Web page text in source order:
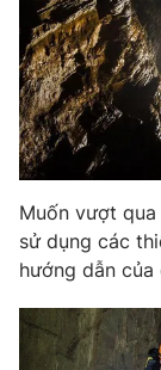
cấp ngày 29/12/
Tổng Biên tập:Vũ
Phó Tổng Biên
Nguyễn Trọng
Tổng đài VTV:
Ðiện thoại Thời
Email:
Liên hệ quảng
Muốn vượt
sử dụng các
hướng dẫn của